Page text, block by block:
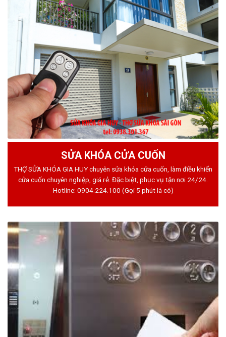
SỬA KHÓA CỬA CUỐN
THỢ SỬA KHÓA GIA HUY chuyên sửa khóa cửa cuốn, làm điều khiển
cửa cuốn chuyên nghiệp, giá rẻ. Đặc biệt, phục vụ tận nơi 24/24.
Hotline: 0904.224.100 (Gọi 5 phút là có)